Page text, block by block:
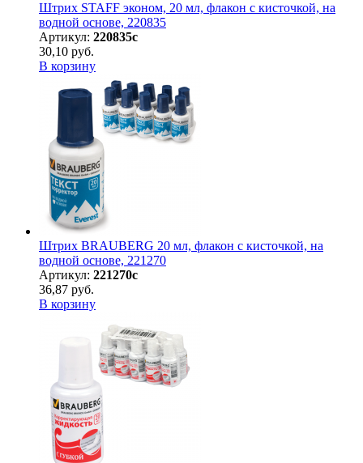
Штрих STAFF эконом, 20 мл, флакон с кисточкой, на
водной основе, 220835
Артикул: 220835с
30,10 руб.
В корзину
Штрих BRAUBERG 20 мл, флакон с кисточкой, на
водной основе, 221270
Артикул: 221270с
36,87 руб.
В корзину